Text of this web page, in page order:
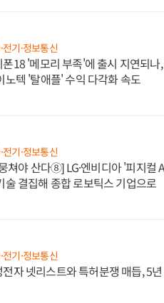
전기·정보통신
폰18 '메모리 부족'에 출시 지연되
노텍 '탈애플' 수익 다각화 속도
전기·정보통신
쳐야 산다⑧] LG·엔비디아 '피지컬
술 결집해 종합 로보틱스 기업으로
전기·정보통신
전자 넷리스트와 특허분쟁 매듭, 5